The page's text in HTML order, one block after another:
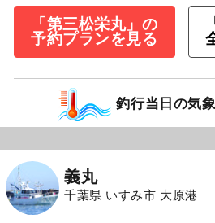
「第三松栄丸」の
予約プランを見る
釣行当日の気
義丸
千葉県 いすみ市 大原港